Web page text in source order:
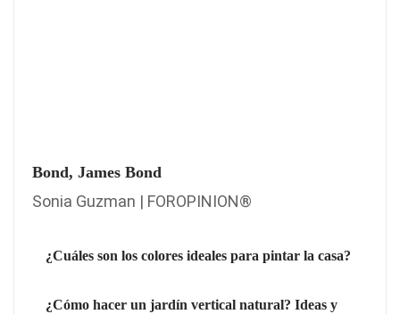
Bond, James Bond
Sonia Guzman | FOROPINION®
¿Cuáles son los colores ideales para pintar la casa?
¿Cómo hacer un jardín vertical natural? Ideas y